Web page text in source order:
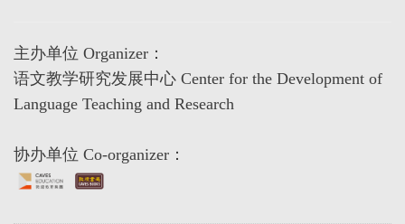
主办单位 Organizer：
语文教学研究发展中心 Center for the Development of
Language Teaching and Research
协办单位 Co-organizer：